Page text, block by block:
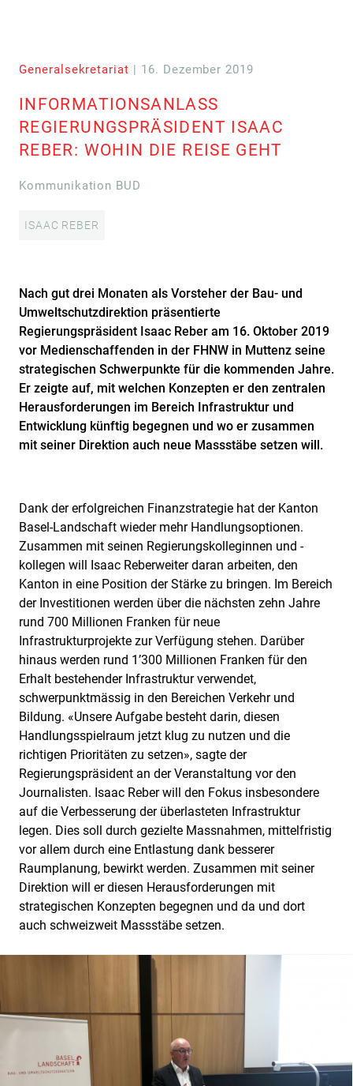
Generalsekretariat | 16. Dezember 2019
INFORMATIONSANLASS
REGIERUNGSPRÄSIDENT ISAAC
REBER: WOHIN DIE REISE GEHT
Kommunikation BUD
ISAAC REBER
Nach gut drei Monaten als Vorsteher der Bau- und
Umweltschutzdirektion präsentierte
Regierungspräsident Isaac Reber am 16. Oktober 2019
vor Medienschaffenden in der FHNW in Muttenz seine
strategischen Schwerpunkte für die kommenden Jahre.
Er zeigte auf, mit welchen Konzepten er den zentralen
Herausforderungen im Bereich Infrastruktur und
Entwicklung künftig begegnen und wo er zusammen
mit seiner Direktion auch neue Massstäbe setzen will.
Dank der erfolgreichen Finanzstrategie hat der Kanton
Basel-Landschaft wieder mehr Handlungsoptionen.
Zusammen mit seinen Regierungskolleginnen und -
kollegen will Isaac Reberweiter daran arbeiten, den
Kanton in eine Position der Stärke zu bringen. Im Bereich
der Investitionen werden über die nächsten zehn Jahre
rund 700 Millionen Franken für neue
Infrastrukturprojekte zur Verfügung stehen. Darüber
hinaus werden rund 1’300 Millionen Franken für den
Erhalt bestehender Infrastruktur verwendet,
schwerpunktmässig in den Bereichen Verkehr und
Bildung. «Unsere Aufgabe besteht darin, diesen
Handlungsspielraum jetzt klug zu nutzen und die
richtigen Prioritäten zu setzen», sagte der
Regierungspräsident an der Veranstaltung vor den
Journalisten. Isaac Reber will den Fokus insbesondere
auf die Verbesserung der überlasteten Infrastruktur
legen. Dies soll durch gezielte Massnahmen, mittelfristig
vor allem durch eine Entlastung dank besserer
Raumplanung, bewirkt werden. Zusammen mit seiner
Direktion will er diesen Herausforderungen mit
strategischen Konzepten begegnen und da und dort
auch schweizweit Massstäbe setzen.